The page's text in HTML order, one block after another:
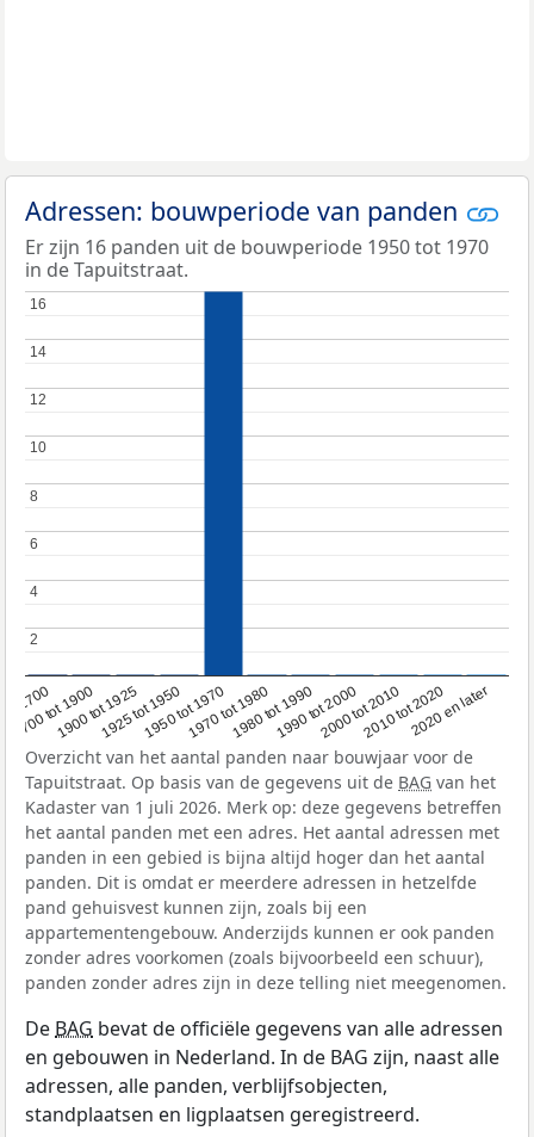
Adressen: bouwperiode van panden
Er zijn 16 panden uit de bouwperiode 1950 tot 1970
in de Tapuitstraat.
1700
1700 tot 1900
1900 tot 19251925 tot 19501950 tot 19701970 tot 19801980 tot 19901990 tot 20002000 tot 20102010 tot 20202020 en later
2
2
4
4
6
6
8
8
10
10
12
12
14
14
16
16
Overzicht van het aantal panden naar bouwjaar voor de
Tapuitstraat. Op basis van de gegevens uit de BAG van het
Kadaster van 1 juli 2026. Merk op: deze gegevens betreffen
het aantal panden met een adres. Het aantal adressen met
panden in een gebied is bijna altijd hoger dan het aantal
panden. Dit is omdat er meerdere adressen in hetzelfde
pand gehuisvest kunnen zijn, zoals bij een
appartementengebouw. Anderzijds kunnen er ook panden
zonder adres voorkomen (zoals bijvoorbeeld een schuur),
panden zonder adres zijn in deze telling niet meegenomen.
De BAG bevat de officiële gegevens van alle adressen
en gebouwen in Nederland. In de BAG zijn, naast alle
adressen, alle panden, verblijfsobjecten,
standplaatsen en ligplaatsen geregistreerd.